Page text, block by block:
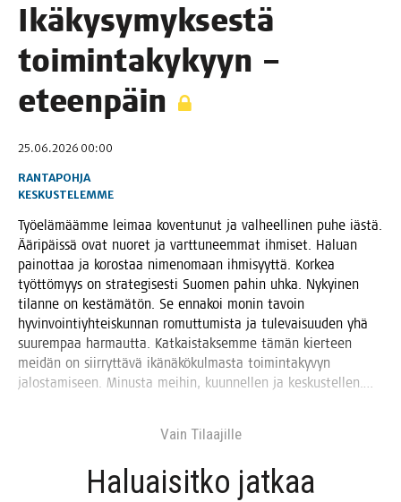
Ikä­ky­sy­myk­ses­tä
toi­min­ta­ky­kyyn –
eteenpäin
25.06.2026 00:00
RANTAPOHJA
KESKUSTELEMME
Työ­elä­määm­me lei­maa koven­tu­nut ja val­heel­li­nen puhe iäs­tä.
Ääri­päis­sä ovat nuo­ret ja vart­tu­neem­mat ihmi­set. Haluan
pai­not­taa ja koros­taa nime­no­maan ihmi­syyt­tä. Kor­kea
työt­tö­myys on stra­te­gi­ses­ti Suo­men pahin uhka. Nykyi­nen
tilan­ne on kes­tä­mä­tön. Se enna­koi monin tavoin
hyvin­voin­tiyh­teis­kun­nan romut­tu­mis­ta ja tule­vai­suu­den yhä
suu­rem­paa har­maut­ta. Kat­kais­tak­sem­me tämän kier­teen
mei­dän on siir­ryt­tä­vä ikä­nä­kö­kul­mas­ta toi­min­ta­ky­vyn
jalos­ta­mi­seen. Minus­ta mei­hin, kuun­nel­len ja keskustellen.…
Vain Tilaa­jil­le
Haluai­sit­ko jat­kaa